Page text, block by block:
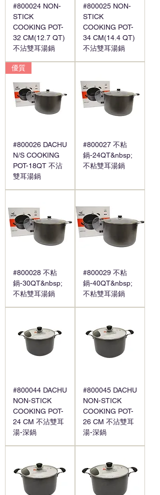
#800024 NON-
STICK
COOKING POT-
32 CM(12.7 QT)
不沾雙耳湯鍋
#800025 NON-
STICK
COOKING POT-
34 CM(14.4 QT)
不沾雙耳湯鍋
優質
#800026 DACHU
N/S COOKING
POT-18QT 不沾
雙耳湯鍋
#800027 不粘
鍋-24QT&nbsp;
不粘雙耳湯鍋
#800028 不粘
鍋-30QT&nbsp;
不粘雙耳湯鍋
#800029 不粘
鍋-40QT&nbsp;
不粘雙耳湯鍋
#800044 DACHU
NON-STICK
COOKING POT-
24 CM 不沾雙耳
湯-深鍋
#800045 DACHU
NON-STICK
COOKING POT-
26 CM 不沾雙耳
湯-深鍋